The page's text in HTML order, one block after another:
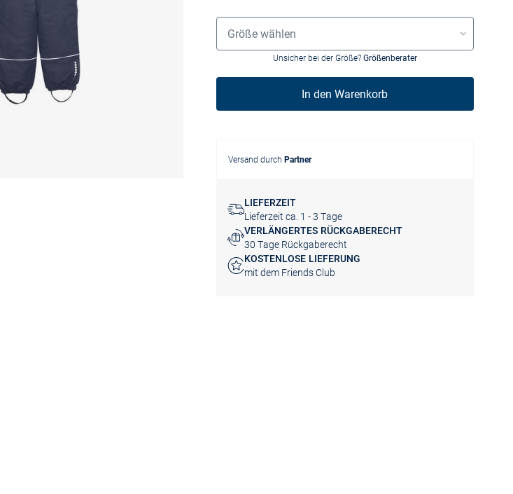
Größenauswahl
Größe wählen
Unsicher bei der Größe? Größenberater
In den Warenkorb
Versand durch Partner
LIEFERZEIT
Lieferzeit ca. 1 - 3 Tage
VERLÄNGERTES RÜCKGABERECHT
30 Tage Rückgaberecht
KOSTENLOSE LIEFERUNG
mit dem Friends Club